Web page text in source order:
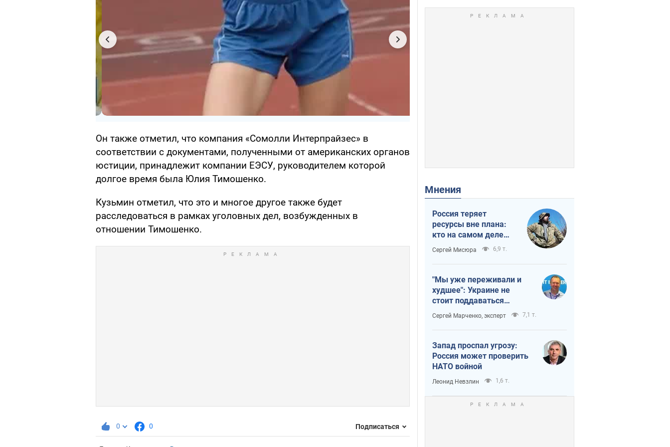
Он также отметил, что компания «Сомолли Интерпрайзес» в
соответствии с документами, полученными от американских органов
юстиции, принадлежит компании ЕЭСУ, руководителем которой
долгое время была Юлия Тимошенко.
Кузьмин отметил, что это и многое другое также будет
расследоваться в рамках уголовных дел, возбужденных в
отношении Тимошенко.
0 0 Подписаться
Мнения
Россия теряет
ресурсы вне плана:
кто на самом деле
диктует темп войны
Сергей Мисюра 6,9 т.
"Мы уже переживали и
худшее": Украине не
стоит поддаваться
отчаянию из-за
ракетного террора
Сергей Марченко, эксперт 7,1 т.
Запад проспал угрозу:
Россия может проверить
НАТО войной
Леонид Невзлин 1,6 т.